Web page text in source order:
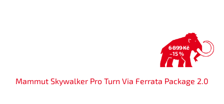
6 899 Kč
–15 %
Mammut Skywalker Pro Turn Via Ferrata Package 2.0